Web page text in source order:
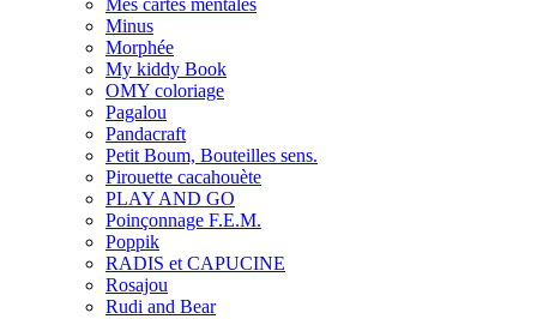
Mes cartes mentales
Minus
Morphée
My kiddy Book
OMY coloriage
Pagalou
Pandacraft
Petit Boum, Bouteilles sens.
Pirouette cacahouète
PLAY AND GO
Poinçonnage F.E.M.
Poppik
RADIS et CAPUCINE
Rosajou
Rudi and Bear